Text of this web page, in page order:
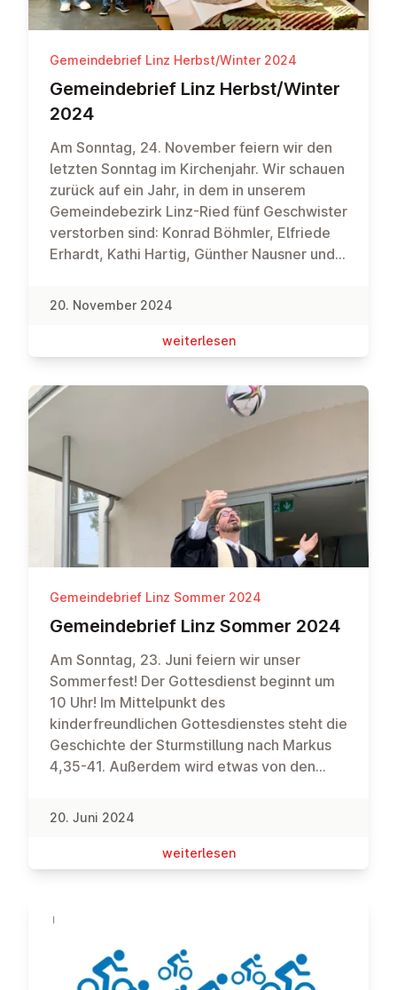
Gemeindebrief Linz Herbst/Winter 2024
Ge­mein­de­brief Linz Herbst/Winter
2024
Am Sonntag, 24. November feiern wir den
letzten Sonntag im Kirchenjahr. Wir schauen
zurück auf ein Jahr, in dem in unserem
Gemeindebezirk Linz-Ried fünf Geschwister
verstorben sind: Konrad Böhmler, Elfriede
Erhardt, Kathi Hartig, Günther Nausner und
Dankbarkeit erinnern. Außerdem werden
„Was ist Wahrheit?“Den Advent und damit
das neue Kirchenjahr beginnen wir mit dem
Gottesdienst am 1. Dezember, in dem wir
auch das Heilige Abendmahl feiern. Im
traditionelle Bratwürstel-Essen. Feiert mit
gemeinsame Essen soll unserer
Gemeindebudget am Jahresende noch
etwas „auffetten“. Der Gemeindevorstand
bittet daher um großzügige Spenden 😊
20. November 2024
wei­ter­le­sen
Gemeindebrief Linz Sommer 2024
Ge­mein­de­brief Linz Sommer 2024
Am Sonntag, 23. Juni feiern wir unser
Sommerfest! Der Gottesdienst beginnt um
10 Uhr! Im Mittelpunkt des
kinderfreundlichen Gottesdienstes steht die
Geschichte der Sturmstillung nach Markus
4,35-41. Außerdem wird etwas von den
Jährlichen Konferenz zu hören sein. Wir
Freund*innen mitbringt! Für das Fest bringt
bitte – wenn möglich – etwas für das Buffet
Getränke wird gesorgt sein. Bei einer
Erwachsene Überraschendes und
Verblüffendes zum Besten geben! Gerne
20. Juni 2024
wei­ter­le­sen